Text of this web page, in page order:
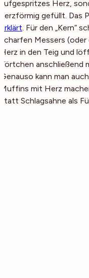
aufgespritzes Herz,
herzförmig gefüllt. Das
erklärt. Für den „Kern“
scharfen Messers
Herz in den Teig und
Törtchen anschließend
Genauso kann man
Muffins mit Herz
statt Schlagsahne als